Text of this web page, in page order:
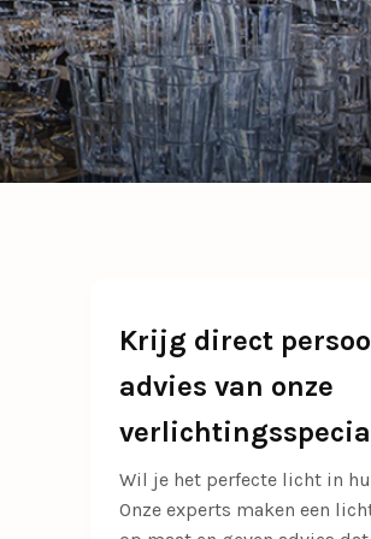
Nederland!
7 dagen per week
Sinds 1940
Gratis verzenden
Lichtplan op maat
Nederland!
7 dagen per week
Sinds 1940
Gratis verzenden
Lichtplan op maat
Krijg direct
advies van onze
Wil je het perfecte licht in
Onze experts maken een